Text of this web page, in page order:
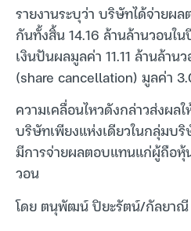
รายงานระบุว่า บริษัทได้จ่าย
กันทั้งสิ้น 14.16 ล้านล้านวอนใ
เงินปันผลมูลค่า 11.11 ล้านล้า
(share cancellation) มูลค่า
ความเคลื่อนไหวดังกล่าวส่งผล
บริษัทเพียงแห่งเดียวในกลุ่มบ
มีการจ่ายผลตอบแทนแก่ผู้ถือหุ้
วอน
โดย ตนุพัฒน์ ปิยะรัตน์/กัลยาณี